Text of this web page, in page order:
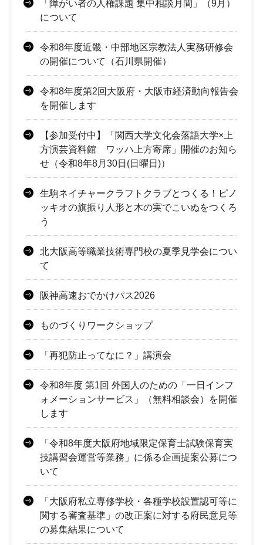
「障がい者の人権課題 集中相談月間」（9月）
について
令和8年度近畿・中部地区宗教法人実務研修会
の開催について（石川県開催）
令和8年度第2回大阪府・大阪市経済動向報告会
を開催します
【参加受付中】「関西大学文化会落語大学×上
方演芸資料館 ワッハ上方寄席」開催のお知ら
せ（令和8年8月30日(日曜日)）
生駒ネイチャークラフトクラブとつくる！ピノ
ッキオの旗振り人形と木の実でこいぬをつくろ
う
北大阪高等職業技術専門校の夏季見学会につい
て
阪神高速おでかけパス2026
ものづくりワークショップ
「再犯防止ってなに？」講演会
令和8年度 第1回 外国人のための「一日インフ
ォメーションサービス」（無料相談会）を開催
します
「令和8年度大阪府地域限定保育士試験保育実
技講習会運営等業務」に係る企画提案公募につ
いて
「大阪府私立専修学校・各種学校設置認可等に
関する審査基準」の改正案に対する府民意見等
の募集結果について